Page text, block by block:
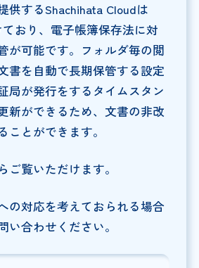
供するShachihata Cloudは
おり、電子帳簿保存法に対
が可能です。フォルダ毎の閲
書を自動で長期保管する設定
局が発行をするタイムスタン
新ができるため、文書の非改
ことができます。
ご覧いただけます。
の対応を考えておられる場合
い合わせください。